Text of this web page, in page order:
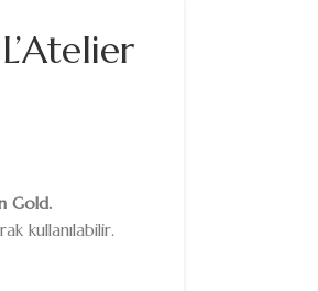
Gold.
kullanılabilir.